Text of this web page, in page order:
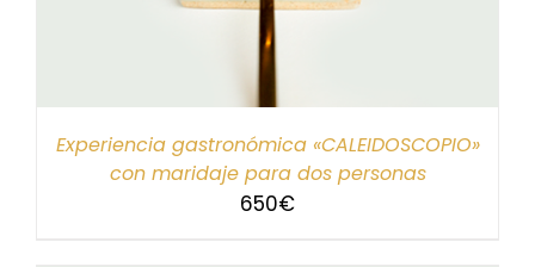
Experiencia gastronómica «CALEIDOSCOPIO»
con maridaje para dos personas
650€